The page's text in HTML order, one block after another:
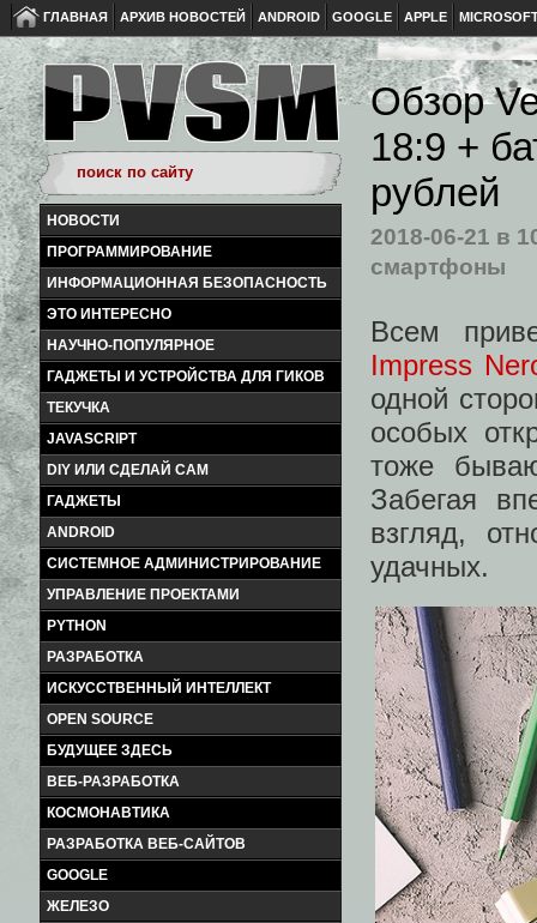
ГЛАВНАЯ АРХИВ НОВОСТЕЙ ANDROID GOOGLE APPLE
НОВОСТИ
ПРОГРАММИРОВАНИЕ
ИНФОРМАЦИОННАЯ БЕЗОПАСНОСТЬ
ЭТО ИНТЕРЕСНО
НАУЧНО-ПОПУЛЯРНОЕ
ГАДЖЕТЫ И УСТРОЙСТВА ДЛЯ ГИКОВ
ТЕКУЧКА
JAVASCRIPT
DIY ИЛИ СДЕЛАЙ САМ
ГАДЖЕТЫ
ANDROID
СИСТЕМНОЕ АДМИНИСТРИРОВАНИЕ
УПРАВЛЕНИЕ ПРОЕКТАМИ
PYTHON
РАЗРАБОТКА
ИСКУССТВЕННЫЙ ИНТЕЛЛЕКТ
OPEN SOURCE
БУДУЩЕЕ ЗДЕСЬ
ВЕБ-РАЗРАБОТКА
КОСМОНАВТИКА
РАЗРАБОТКА ВЕБ-САЙТОВ
GOOGLE
ЖЕЛЕЗО
Обзор
18:9 +
рублей
2018-06-21 в
смартфоны
Всем
Impress
одной
особых
тоже
Забегая
взгляд,
удачных.